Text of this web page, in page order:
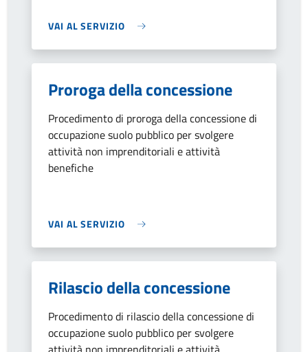
VAI AL SERVIZIO
Proroga della concessione
Procedimento di proroga della concessione di
occupazione suolo pubblico per svolgere
attività non imprenditoriali e attività
benefiche
VAI AL SERVIZIO
Rilascio della concessione
Procedimento di rilascio della concessione di
occupazione suolo pubblico per svolgere